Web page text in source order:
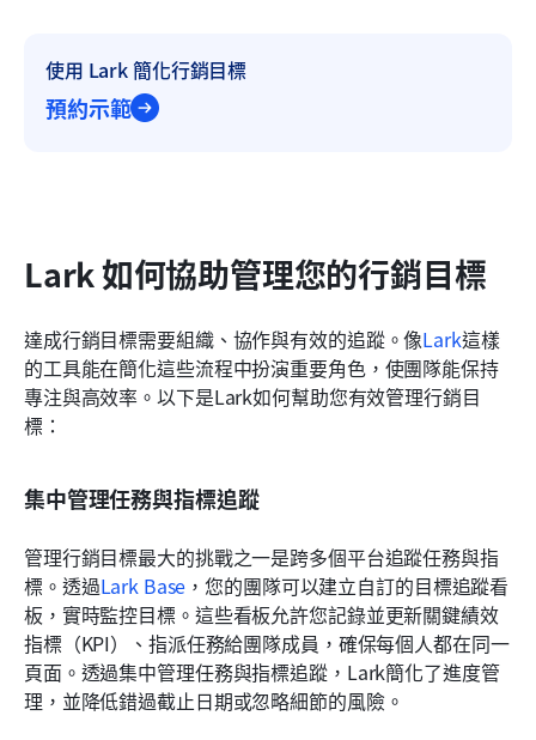
使用 Lark 簡化行銷目標
預約示範
Lark 如何協助管理您的行銷目標
達成行銷目標需要組織、協作與有效的追蹤。像Lark這樣
的工具能在簡化這些流程中扮演重要角色，使團隊能保持
專注與高效率。以下是Lark如何幫助您有效管理行銷目
標：
集中管理任務與指標追蹤
管理行銷目標最大的挑戰之一是跨多個平台追蹤任務與指
標。透過Lark Base ，您的團隊可以建立自訂的目標追蹤看
板，實時監控目標。這些看板允許您記錄並更新關鍵績效
指標（KPI）、指派任務給團隊成員，確保每個人都在同一
頁面。透過集中管理任務與指標追蹤，Lark簡化了進度管
理，並降低錯過截止日期或忽略細節的風險。